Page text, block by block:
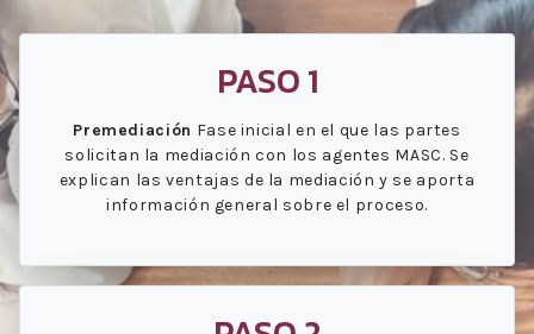
PASO 1
Premediación Fase inicial en el que las partes
solicitan la mediación con los agentes MASC. Se
explican las ventajas de la mediación y se aporta
información general sobre el proceso.